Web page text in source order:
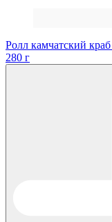
Ролл камчатский
280 г